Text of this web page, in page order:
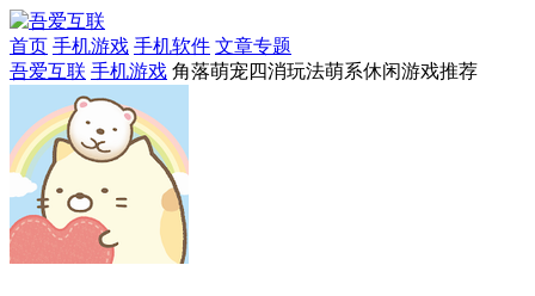
首页 手机游戏 手机软件 文章专题
吾爱互联 手机游戏 角落萌宠四消玩法萌系休闲游戏推荐